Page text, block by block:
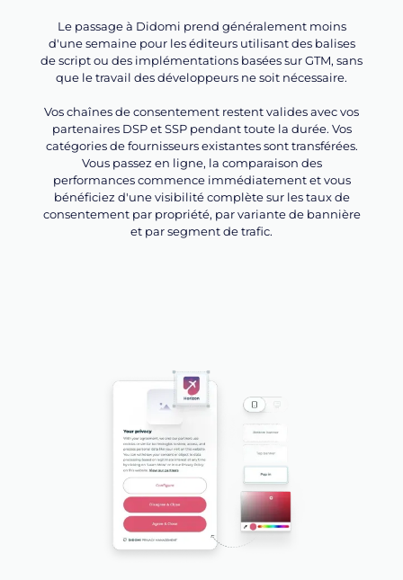
Le passage à Didomi prend généralement moins
d'une semaine pour les éditeurs utilisant des balises
de script ou des implémentations basées sur GTM, sans
que le travail des développeurs ne soit nécessaire.
Vos chaînes de consentement restent valides avec vos
partenaires DSP et SSP pendant toute la durée. Vos
catégories de fournisseurs existantes sont transférées.
Vous passez en ligne, la comparaison des
performances commence immédiatement et vous
bénéficiez d'une visibilité complète sur les taux de
consentement par propriété, par variante de bannière
et par segment de trafic.